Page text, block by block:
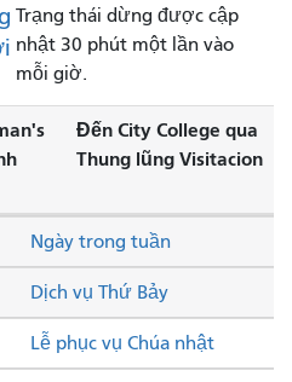
Trạng thái dừng được cập
nhật 30 phút một lần vào
mỗi giờ.
Đến City College qua
Thung lũng Visitacion
Dịch vụ Thứ Bảy
Lễ phục vụ Chúa nhật
Ngày trong tuần